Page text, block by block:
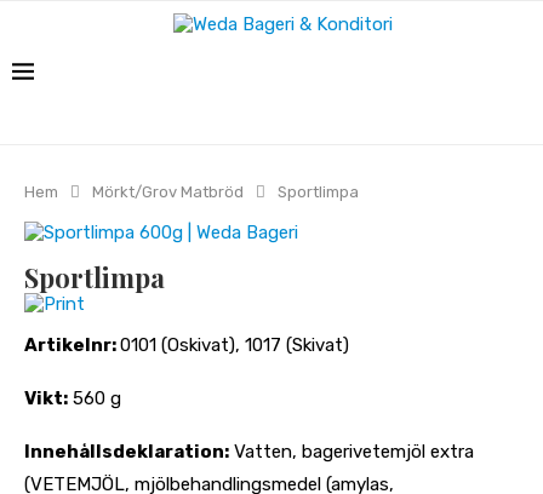
Hem Mörkt/Grov Matbröd Sportlimpa
Sportlimpa
Print
Artikelnr:0101 (Oskivat), 1017 (Skivat)
Vikt: 560 g
Innehållsdeklaration: Vatten, bagerivetemjöl extra
(VETEMJÖL, mjölbehandlingsmedel (amylas,